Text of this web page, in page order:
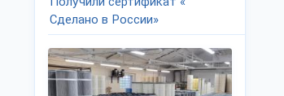
Сделано в России»